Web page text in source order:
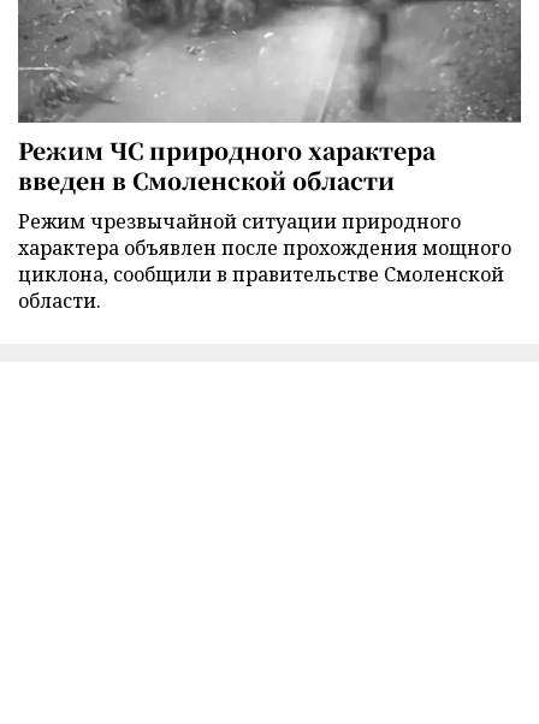
Режим ЧС природного характера
введен в Смоленской области
Режим чрезвычайной ситуации природного
характера объявлен после прохождения мощного
циклона, сообщили в правительстве Смоленской
области.